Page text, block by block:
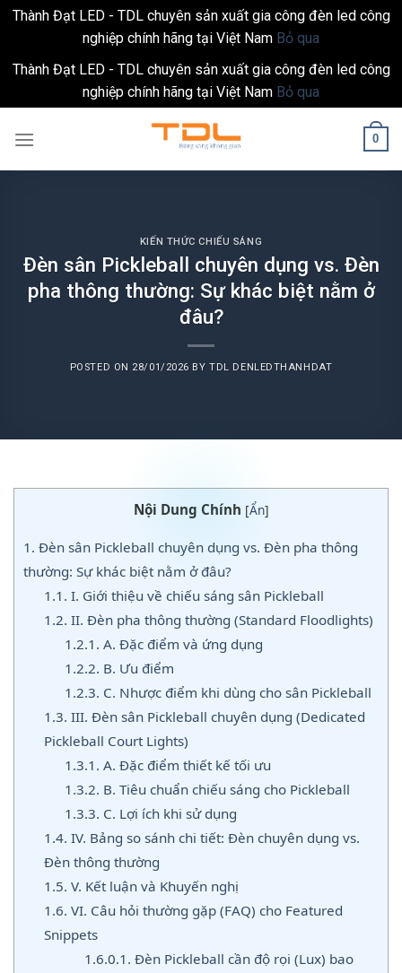
Thành Đạt LED - TDL chuyên sản xuất gia công đèn led công
nghiệp chính hãng tại Việt Nam Bỏ qua
Thành Đạt LED - TDL chuyên sản xuất gia công đèn led công
nghiệp chính hãng tại Việt Nam Bỏ qua
0
KIẾN THỨC CHIẾU SÁNG
Đèn sân Pickleball chuyên dụng vs. Đèn
pha thông thường: Sự khác biệt nằm ở
đâu?
POSTED ON 28/01/2026 BYTDL DENLEDTHANHDAT
Nội Dung Chính [Ẩn]
1. Đèn sân Pickleball chuyên dụng vs. Đèn pha thông
thường: Sự khác biệt nằm ở đâu?
1.1. I. Giới thiệu về chiếu sáng sân Pickleball
1.2. II. Đèn pha thông thường (Standard Floodlights)
1.2.1. A. Đặc điểm và ứng dụng
1.2.2. B. Ưu điểm
1.2.3. C. Nhược điểm khi dùng cho sân Pickleball
1.3. III. Đèn sân Pickleball chuyên dụng (Dedicated
Pickleball Court Lights)
1.3.1. A. Đặc điểm thiết kế tối ưu
1.3.2. B. Tiêu chuẩn chiếu sáng cho Pickleball
1.3.3. C. Lợi ích khi sử dụng
1.4. IV. Bảng so sánh chi tiết: Đèn chuyên dụng vs.
Đèn thông thường
1.5. V. Kết luận và Khuyến nghị
1.6. VI. Câu hỏi thường gặp (FAQ) cho Featured
Snippets
1.6.0.1. Đèn Pickleball cần độ rọi (Lux) bao